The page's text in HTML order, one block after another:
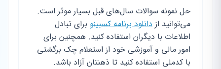
حل نمونه سوالات سال‌های قبل بسیار موثر است.
می‌توانید از دانلود برنامه کسبینو برای تبادل
اطلاعات با دیگران استفاده کنید. همچنین برای
امور مالی و آموزشی خود از استعلام چک برگشتی
با کدملی استفاده کنید تا ذهنتان آزاد باشد.